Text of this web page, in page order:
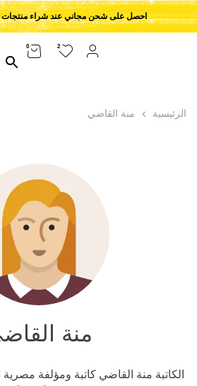
احصل على شحن مجاني عند شراء منتجات بقيمة 1000
2
0
الرئيسية منة القاضي
منة
الكاتبة منة القاضي كاتبة ومؤلفة مصرية